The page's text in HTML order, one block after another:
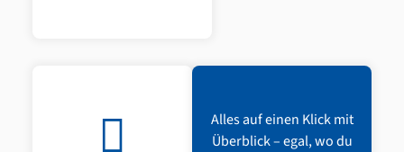
Alles auf einen Klick mit
Überblick – egal, wo du